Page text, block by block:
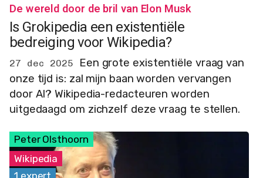
De wereld door de bril van Elon Musk
Is Grokipedia een existentiële
bedreiging voor Wikipedia?
27 dec 2025
Een grote existentiële vraag van
onze tijd is: zal mijn baan worden vervangen
door AI? Wikipedia-redacteuren worden
uitgedaagd om zichzelf deze vraag te stellen.
Peter Olsthoorn
Wikipedia
1 expert